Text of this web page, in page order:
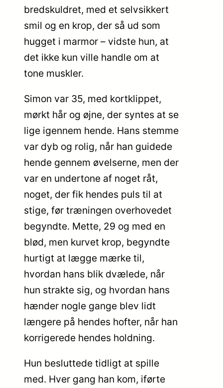
bredskuldret, med et selvsikkert
smil og en krop, der så ud som
hugget i marmor – vidste hun, at
det ikke kun ville handle om at
tone muskler.
Simon var 35, med kortklippet,
mørkt hår og øjne, der syntes at se
lige igennem hende. Hans stemme
var dyb og rolig, når han guidede
hende gennem øvelserne, men der
var en undertone af noget råt,
noget, der fik hendes puls til at
stige, før træningen overhovedet
begyndte. Mette, 29 og med en
blød, men kurvet krop, begyndte
hurtigt at lægge mærke til,
hvordan hans blik dvælede, når
hun strakte sig, og hvordan hans
hænder nogle gange blev lidt
længere på hendes hofter, når han
korrigerede hendes holdning.
Hun besluttede tidligt at spille
med. Hver gang han kom, iførte